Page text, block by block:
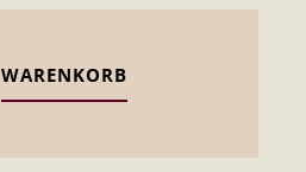
WARENKORB